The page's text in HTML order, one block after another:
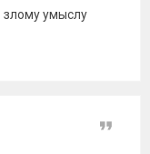
злому умыслу
Цитата